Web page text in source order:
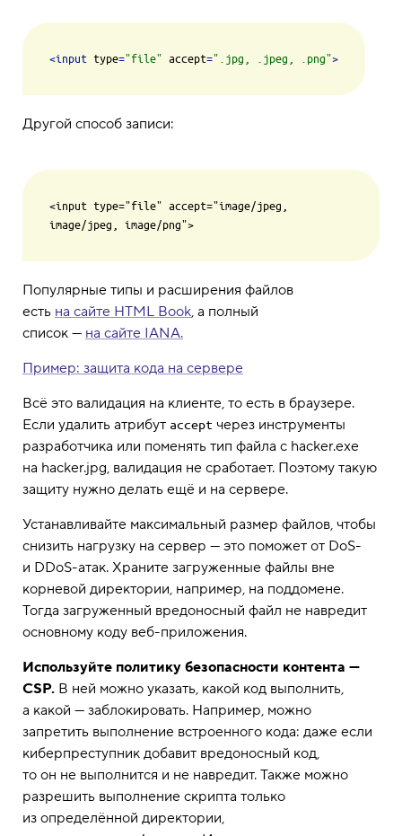
<input type="file" accept=".jpg, .jpeg, .png">
Другой способ записи:
<input type="file" accept="image/jpeg,
Популярные типы и расширения файлов
есть на сайте HTML Book, а полный
список — на сайте IANA.
Пример: защита кода на сервере
Всё это валидация на клиенте, то есть в браузере.
Если удалить атрибут accept через инструменты
разработчика или поменять тип файла с hacker.exe
на hacker.jpg, валидация не сработает. Поэтому такую
защиту нужно делать ещё и на сервере.
Устанавливайте максимальный размер файлов, чтобы
снизить нагрузку на сервер — это поможет от DoS-
и DDoS-атак. Храните загруженные файлы вне
корневой директории, например, на поддомене.
Тогда загруженный вредоносный файл не навредит
основному коду веб-приложения.
Используйте политику безопасности контента —
CSP. В ней можно указать, какой код выполнить,
а какой — заблокировать. Например, можно
запретить выполнение встроенного кода: даже если
киберпреступник добавит вредоносный код,
то он не выполнится и не навредит. Также можно
разрешить выполнение скрипта только
из определённой директории,